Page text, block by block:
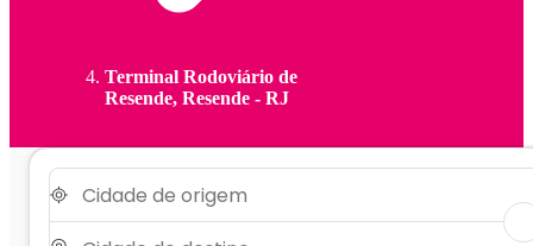
Terminal Rodoviário de
Resende, Resende - RJ